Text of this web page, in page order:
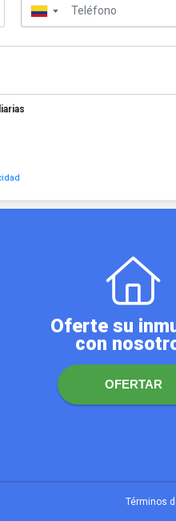
▼
Oferte su
con
OFERTAR
Términos